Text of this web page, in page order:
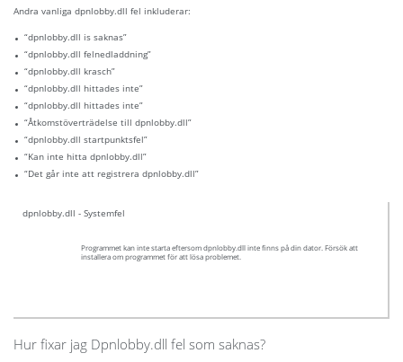
Andra vanliga dpnlobby.dll fel inkluderar:
“dpnlobby.dll is saknas”
“dpnlobby.dll felnedladdning”
“dpnlobby.dll krasch”
“dpnlobby.dll hittades inte”
“dpnlobby.dll hittades inte”
“Åtkomstöverträdelse till dpnlobby.dll”
“dpnlobby.dll startpunktsfel”
“Kan inte hitta dpnlobby.dll”
“Det går inte att registrera dpnlobby.dll”
dpnlobby.dll - Systemfel
Programmet kan inte starta eftersom dpnlobby.dll inte finns på din dator. Försök att
installera om programmet för att lösa problemet.
Hur fixar jag Dpnlobby.dll fel som saknas?